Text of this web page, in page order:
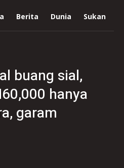
Berita Dunia Sukan
buang sial,
hanya
garam